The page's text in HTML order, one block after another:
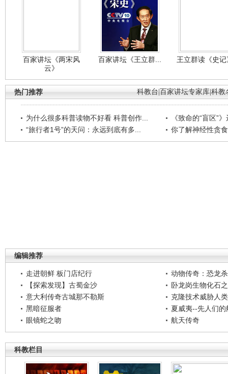
百家讲坛《两宋风
云》
百家讲坛《王立群... 王立群读《史
科教台 百家讲坛专家库 科教
热门推荐
为什么很多科普读物不好看 科普创作...
《致命的“盲区”
“旅行者1号”的天问：永远到底有多...
你了解神经性贪
编辑推荐
走进朝鲜 板门店纪行
动物传奇：恐龙
【探索发现】古蜀金沙
卧龙岗生物化石
意大利传奇古城那不勒斯
克隆技术威胁人
黑暗征服者
夏威夷--先人们的
眼镜蛇之吻
航天传奇
科教栏目